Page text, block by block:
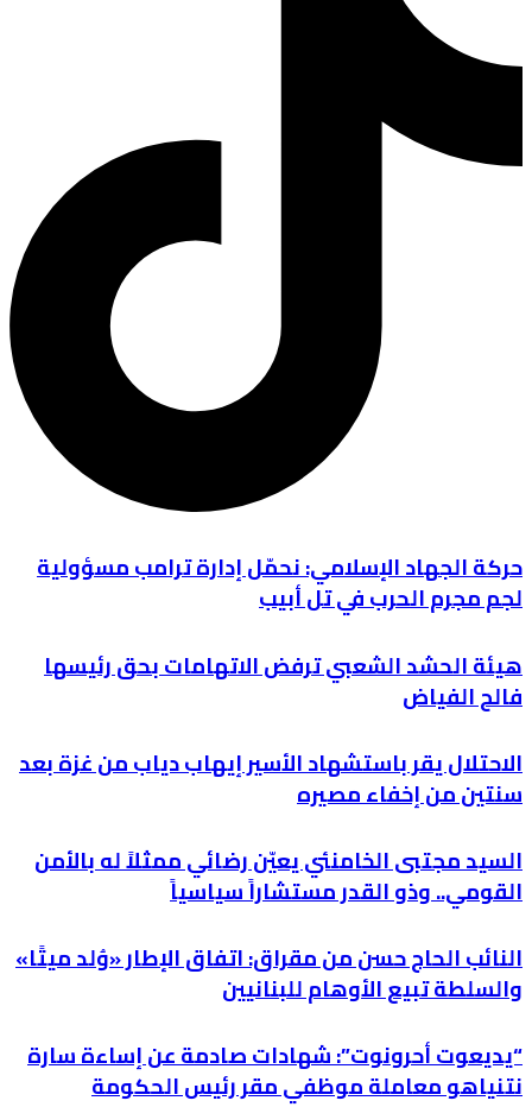
حركة الجهاد الإسلامي: نحمّل إدارة ترامب مسؤولية
لجم مجرم الحرب في تل أبيب
هيئة الحشد الشعبي ترفض الاتهامات بحق رئيسها
فالح الفياض
الاحتلال يقر باستشهاد الأسير إيهاب دياب من غزة بعد
سنتين من إخفاء مصيره
السيد مجتبى الخامنئي يعيّن رضائي ممثلاً له بالأمن
القومي.. وذو القدر مستشاراً سياسياً
النائب الحاج حسن من مقراق: اتفاق الإطار «وُلد ميتًا»
والسلطة تبيع الأوهام للبنانيين
“يديعوت أحرونوت”: شهادات صادمة عن إساءة سارة
نتنياهو معاملة موظفي مقر رئيس الحكومة